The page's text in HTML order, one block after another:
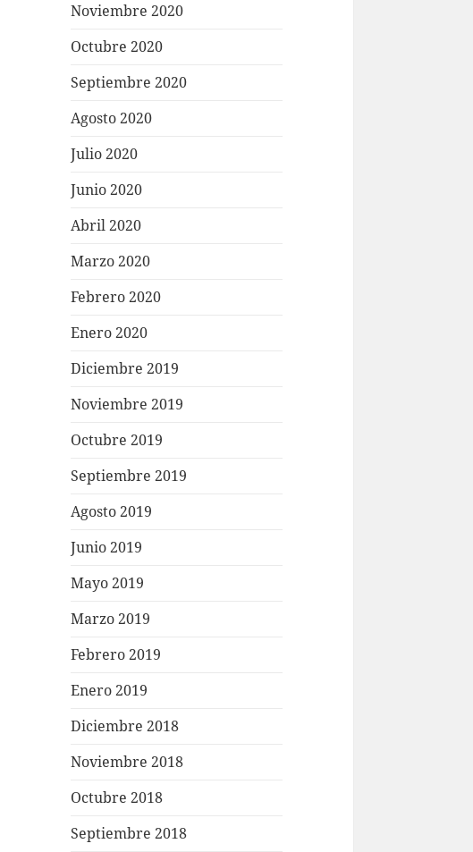
Noviembre 2020
Octubre 2020
Septiembre 2020
Agosto 2020
Julio 2020
Junio 2020
Abril 2020
Marzo 2020
Febrero 2020
Enero 2020
Diciembre 2019
Noviembre 2019
Octubre 2019
Septiembre 2019
Agosto 2019
Junio 2019
Mayo 2019
Marzo 2019
Febrero 2019
Enero 2019
Diciembre 2018
Noviembre 2018
Octubre 2018
Septiembre 2018